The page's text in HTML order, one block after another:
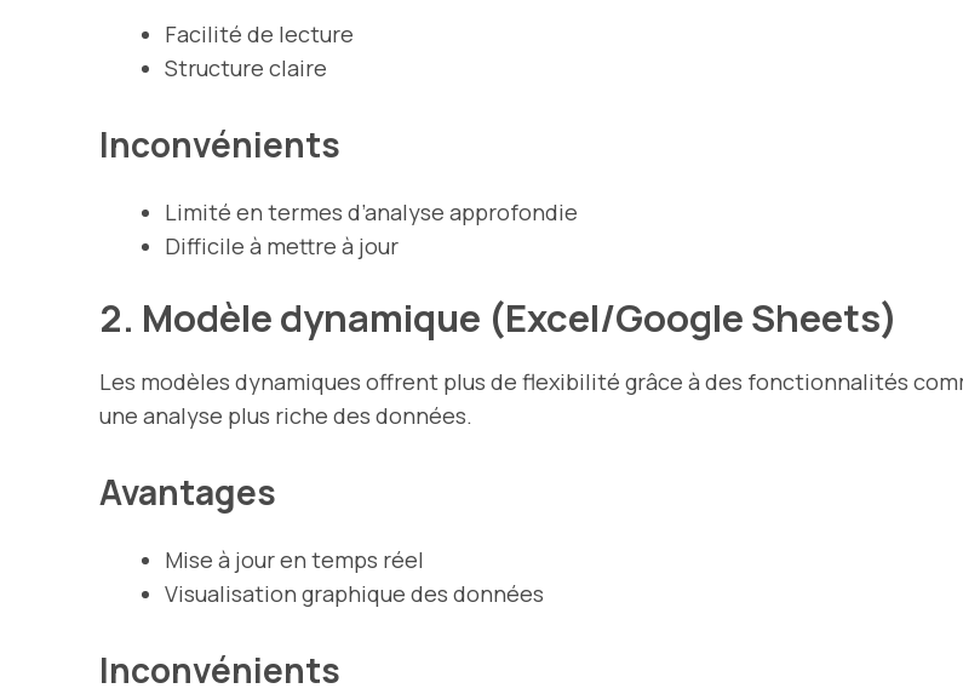
Facilité de lecture
Structure claire
Inconvénients
Limité en termes d’analyse approfondie
Difficile à mettre à jour
2. Modèle dynamique (Excel/Google Sheets)
Les modèles dynamiques offrent plus de flexibilité grâce à des fonctionnalités
une analyse plus riche des données.
Avantages
Mise à jour en temps réel
Visualisation graphique des données
Inconvénients